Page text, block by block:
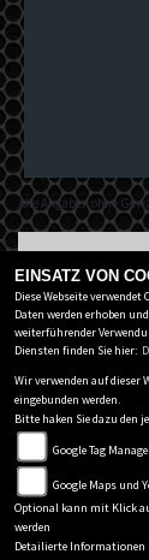
Alle Angaben ohne
ZWEIRAD
Salzburger
EINSATZ VON
Diese Webseite
Daten werden erhoben
weiterführender
Diensten finden Sie hier:
Wir verwenden auf dieser
eingebunden werden.
Bitte haken Sie dazu den
Google Tag
Google Maps und
Optional kann mit Klick
werden
Detailierte Informationen